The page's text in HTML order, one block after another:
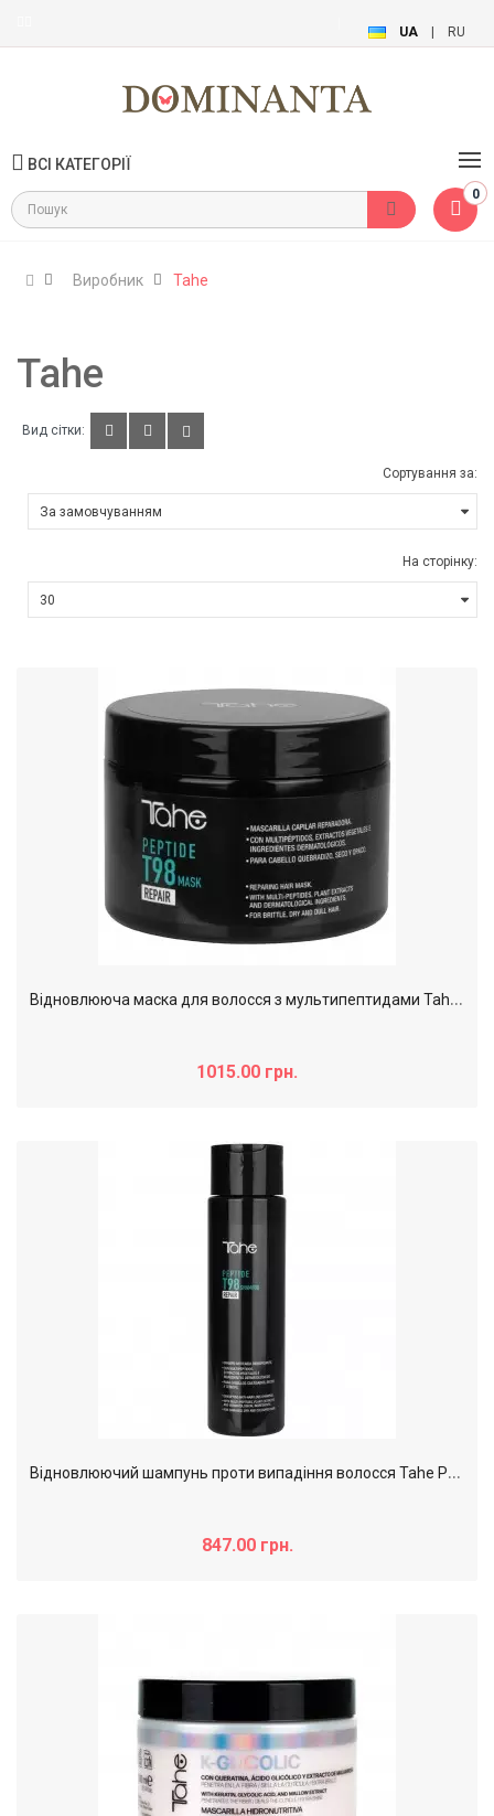
UA RU
ВСІ КАТЕГОРІЇ
0
Виробник Tahe
Tahe
Вид сітки:
Сортування за:
На сторінку:
В
ідновлююча маска для волосся з мультипептидами Tahe Peptide T98 Repair, 300 мл
1015.00 грн.
В
ідновлюючий шампунь проти випадіння волосся Tahe Peptide T98 Repair, 300 мл
847.00 грн.